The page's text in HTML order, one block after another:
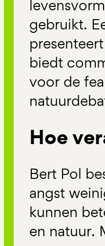
gebruikt.
biedt
voor de
Hoe
Bert Pol
angst
kunnen
en natuur.